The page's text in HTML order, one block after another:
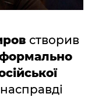
створив